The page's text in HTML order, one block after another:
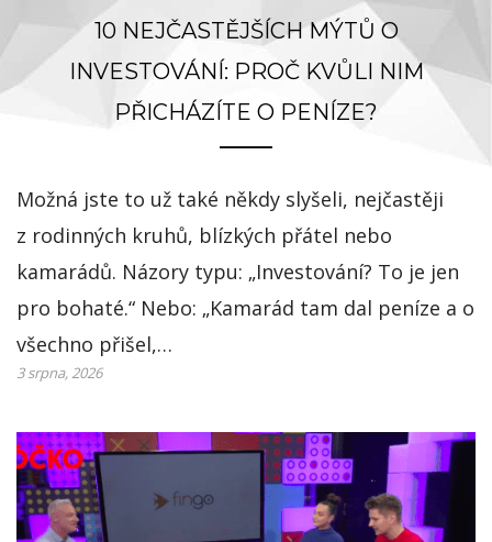
10 NEJČASTĚJŠÍCH MÝTŮ O
INVESTOVÁNÍ: PROČ KVŮLI NIM
PŘICHÁZÍTE O PENÍZE?
Možná jste to už také někdy slyšeli, nejčastěji
z rodinných kruhů, blízkých přátel nebo
kamarádů. Názory typu: „Investování? To je jen
pro bohaté.“ Nebo: „Kamarád tam dal peníze a o
všechno přišel,…
3 srpna, 2026